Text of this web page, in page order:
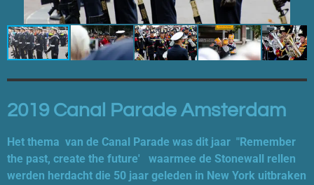
2019 Canal Parade Amsterdam
Het thema van de Canal Parade was dit jaar "Remember
the past, create the future' waarmee de Stonewall rellen
werden herdacht die 50 jaar geleden in New York uitbraken